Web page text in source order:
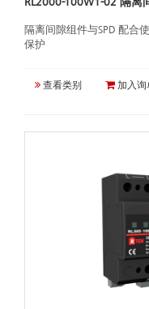
隔离间隙组件与SPD 配合
保护
查看类别 加入询